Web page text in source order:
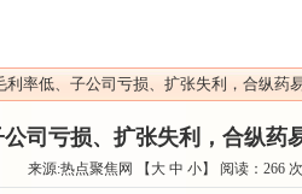
利率低、子公司亏损、扩张失利，合纵药
司亏损、扩张失利，合纵药
来源:热点聚焦网 【 大 中 小】 阅读： 266 次